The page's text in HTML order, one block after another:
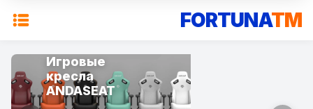
FORTUNATM
Игровые
кресла
ANDASEAT